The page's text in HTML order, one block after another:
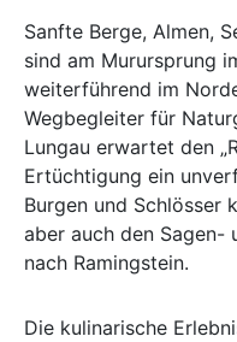
Sanfte Berge, Almen,
sind am Murursprung
weiterführend im
Wegbegleiter für
Lungau erwartet den
Ertüchtigung ein
Burgen und Schlösser
aber auch den Sagen-
nach Ramingstein.
Die kulinarische